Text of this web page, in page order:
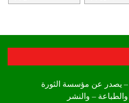
– يصدر عن مؤسسة الثورة
– والنشر